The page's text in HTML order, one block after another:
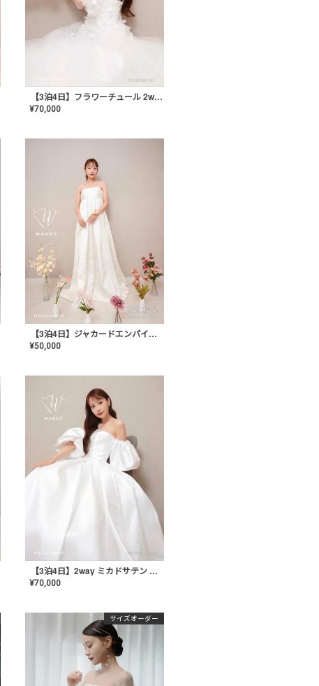
【3泊4日】フラワーチュール 2wayエンパイアドレス〈PD-WDOR-531〉
¥70,000
【3泊4日】ジャカードエンパイアドレス〈PD-WDOR-1120〉
¥50,000
【3泊4日】2way ミカドサテン パフスリーブドレス〈PD-WDOR-512〉
¥70,000
サイズオーダー